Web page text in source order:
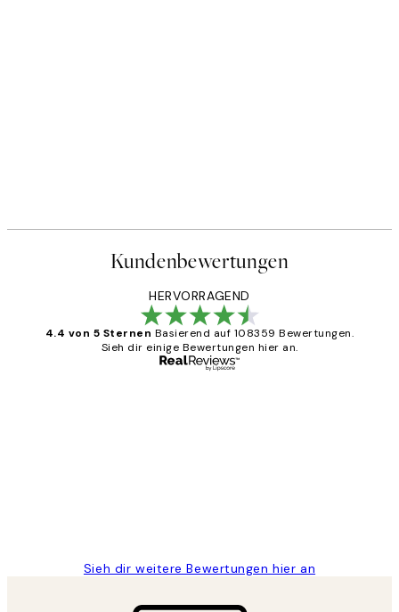
Kundenbewertungen
HERVORRAGEND
4.4 von 5 Sternen Basierend auf 108359 Bewertungen.
Sieh dir einige Bewertungen hier an.
Sieh dir weitere Bewertungen hier an